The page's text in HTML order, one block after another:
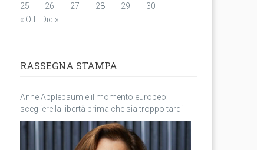
25
26 27 28 29
30
« Ott
Dic »
RASSEGNA STAMPA
Anne Applebaum e il momento europeo:
scegliere la libertà prima che sia troppo tardi